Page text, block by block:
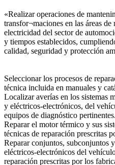
«Realizar operaciones de
transfor¬maciones en las áreas
electricidad del sector de
y tiempos establecidos,
calidad, seguridad y protección
Seleccionar los procesos de
técnica incluida en manuales y
Localizar averías en los sistemas
y eléctricos-electrónicos, del
equipos de diagnóstico pertinentes.
Reparar el motor térmico y sus
técnicas de reparación prescritas
Reparar conjuntos, subconjuntos
eléctricos-electrónicos del
reparación prescritas por los